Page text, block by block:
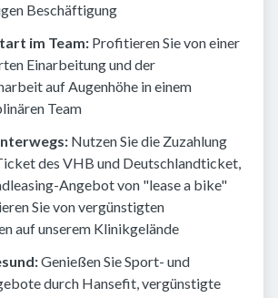
Beschäftigung
im Team: Profitieren Sie von einer
Einarbeitung und der
auf Augenhöhe in einem
Team
Nutzen Sie die Zuzahlung
des VHB und Deutschlandticket,
Angebot von "lease a bike"
Sie von vergünstigten
auf unserem Klinikgelände
Genießen Sie Sport- und
durch Hansefit, vergünstigte